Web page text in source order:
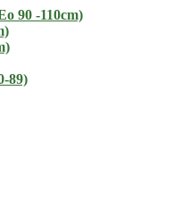
90 -110cm)
89)